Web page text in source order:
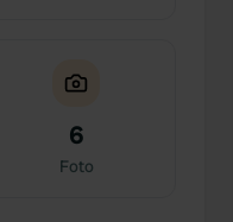
6
Foto